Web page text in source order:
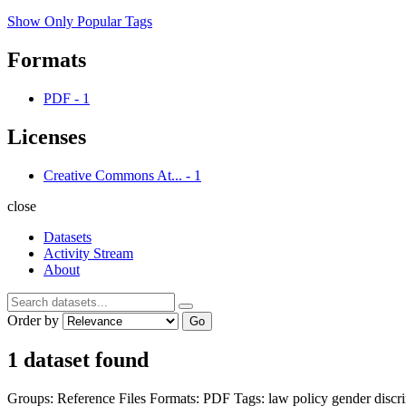
Show Only Popular Tags
Formats
PDF - 1
Licenses
Creative Commons At... - 1
close
Datasets
Activity Stream
About
Order by Go
1 dataset found
Groups: Reference Files Formats: PDF Tags: law policy gender